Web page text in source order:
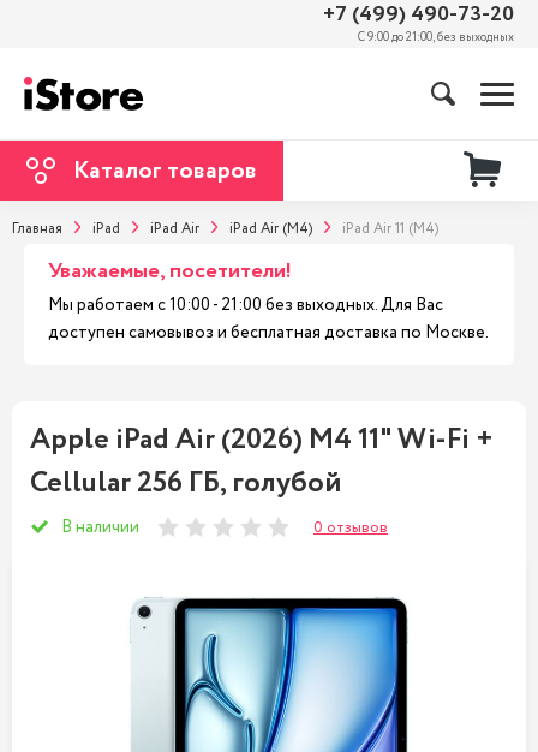
+7 (499) 490-73-20
С 9:00 до 21:00, без выходных
Каталог товаров
Главная iPad iPad Air iPad Air (M4) iPad Air 11 (M4)
Уважаемые, посетители!
Мы работаем с 10:00 - 21:00 без выходных. Для Вас
доступен самовывоз и бесплатная доставка по Москве.
Apple iPad Air (2026) M4 11" Wi-Fi +
Cellular 256 ГБ, голубой
В наличии 0 отзывов